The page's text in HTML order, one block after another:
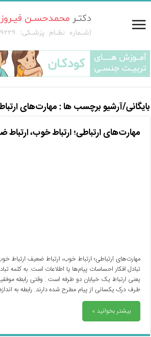
بایگانی/آرشیو برچسب ها : مهارت‌های
مهارت‌های ارتباطی؛ ارتباط خوب،
مهارت‌های ارتباطی؛ ارتباط خوب، ارتباط ضعیف ارتباط
تبادل افکار احساسات پیام‌ها یا اطلاعات است. به کلمه
یعنی ارتباط یک خیابان دو طرفه است . وقتی رابطه
طرف درک یکسانی از پیام مطرح شده دارند. رابطه به
بیشتر بخوانید »